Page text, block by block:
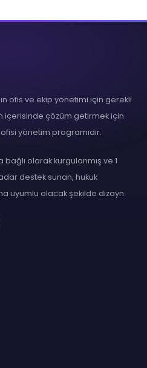
ofis ve ekip yönetimi için gerekli
içerisinde çözüm getirmek için
yönetim programıdır.
bağlı olarak kurgulanmış ve 1
destek sunan, hukuk
uyumlu olacak şekilde dizayn